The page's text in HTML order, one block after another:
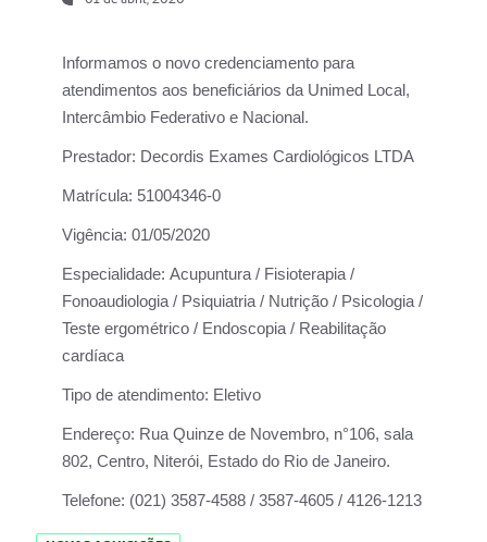
Informamos o novo credenciamento para
atendimentos aos beneficiários da Unimed Local,
Intercâmbio Federativo e Nacional.
Prestador: Decordis Exames Cardiológicos LTDA
Matrícula: 51004346-0
Vigência: 01/05/2020
Especialidade: Acupuntura / Fisioterapia /
Fonoaudiologia / Psiquiatria / Nutrição / Psicologia /
Teste ergométrico / Endoscopia / Reabilitação
cardíaca
Tipo de atendimento: Eletivo
Endereço: Rua Quinze de Novembro, n°106, sala
802, Centro, Niterói, Estado do Rio de Janeiro.
Telefone: (021) 3587-4588 / 3587-4605 / 4126-1213